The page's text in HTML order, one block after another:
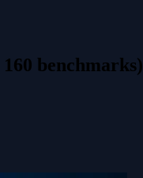
benchmarks)